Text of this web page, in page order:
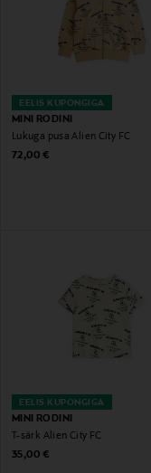
EELIS KUPONGIGA
MINI RODINI
Lukuga pusa Alien City FC
Original Price
72,00 €
EELIS KUPONGIGA
MINI RODINI
T-särk Alien City FC
Original Price
35,00 €